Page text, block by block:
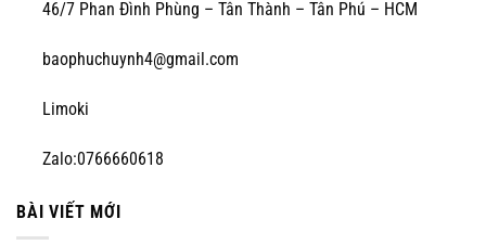
46/7 Phan Đình Phùng – Tân Thành – Tân Phú – HCM
baophuchuynh4@gmail.com
Limoki
Zalo:0766660618
BÀI VIẾT MỚI